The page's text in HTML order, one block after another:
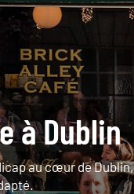
à Dublin
au cœur de Dublin,